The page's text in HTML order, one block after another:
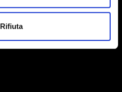
Rifiuta